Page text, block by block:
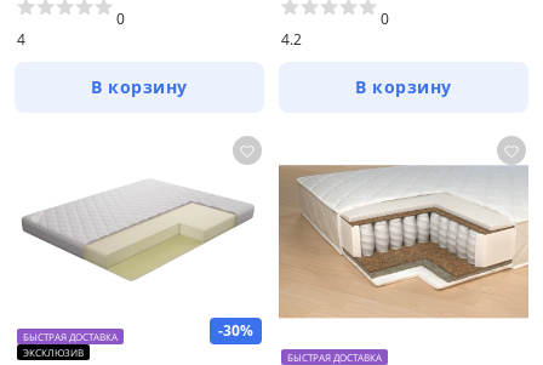
4
0
В корзину
4.2
0
В корзину
-30%
БЫСТРАЯ ДОСТАВКА
ЭКСКЛЮЗИВ
БЫСТРАЯ ДОСТАВКА